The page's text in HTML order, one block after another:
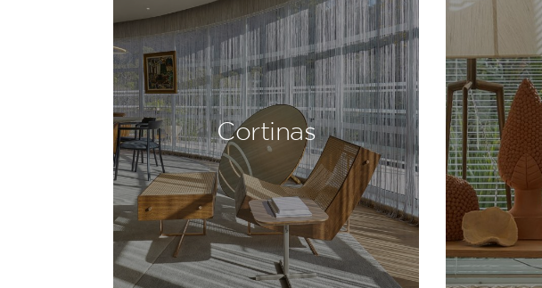
Cortinas